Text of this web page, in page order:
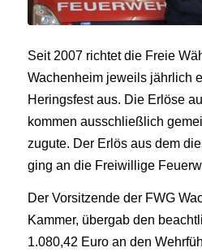
Seit 2007 richtet die Freie
Wachenheim jeweils jährlich
Heringsfest aus. Die Erlöse
kommen ausschließlich
zugute. Der Erlös aus dem
ging an die Freiwillige
Der Vorsitzende der FWG
Kammer, übergab den
1.080,42 Euro an den